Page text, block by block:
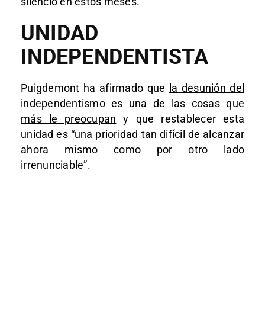
UNIDAD
INDEPENDENTISTA
Puigdemont ha afirmado que
la desunión del
independentismo es una de las cosas que
más le preocupan y que restablecer esta
unidad es “una prioridad tan difícil de alcanzar
ahora mismo como por otro lado
irrenunciable”.